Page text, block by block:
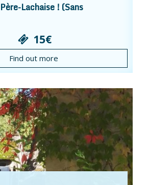
Lachaise ! (Sans
15€
Find out more